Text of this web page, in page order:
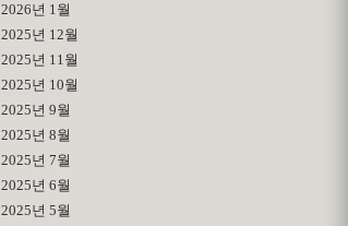
2026년 1월
2025년 12월
2025년 11월
2025년 10월
2025년 9월
2025년 8월
2025년 7월
2025년 6월
2025년 5월